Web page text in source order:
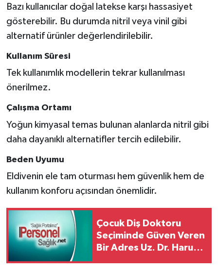
Bazı kullanıcılar doğal latekse karşı hassasiyet
gösterebilir. Bu durumda nitril veya vinil gibi
alternatif ürünler değerlendirilebilir.
Kullanım Süresi
Tek kullanımlık modellerin tekrar kullanılması
önerilmez.
Çalışma Ortamı
Yoğun kimyasal temas bulunan alanlarda nitril gibi
daha dayanıklı alternatifler tercih edilebilir.
Beden Uyumu
Eldivenin ele tam oturması hem güvenlik hem de
kullanım konforu açısından önemlidir.
Çocuk Diş Doktoru
Seçiminde Güven Veren
Bir Adres Uz. Dr. Harun